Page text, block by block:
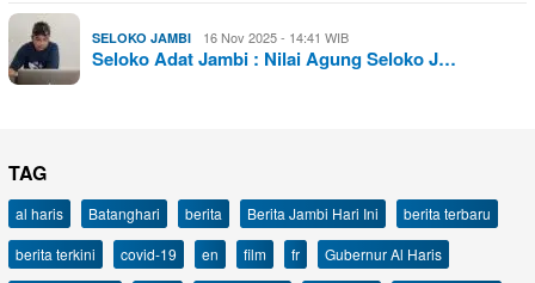
SELOKO JAMBI 16 Nov 2025 - 14:41 WIB
Seloko Adat Jambi : Nilai Agung Seloko J…
TAG
al haris Batanghari berita Berita Jambi Hari Ini
berita terbaru
berita terkini
covid-19 en film fr
Gubernur Al Haris